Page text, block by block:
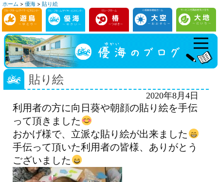
コ
ン
テ
ン
ツ
へ
ス
ホーム > 優海 > 貼り絵
貼り絵
2020年8月4日
利用者の方に向日葵や朝顔の貼り絵を手伝
って頂きました
おかげ様で、立派な貼り絵が出来ました
手伝って頂いた利用者の皆様、ありがとう
ございました